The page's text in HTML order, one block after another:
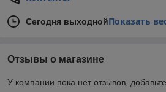
Сегодня выходнойПоказать
Отзывы о магазине
У компании пока нет отзывов,